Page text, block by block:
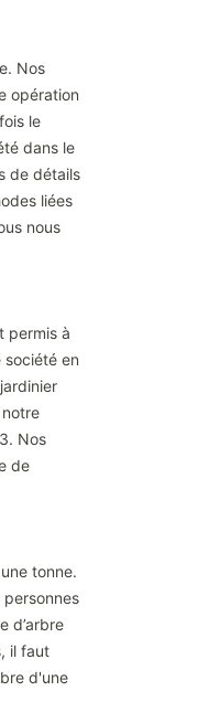
Nos
opération
le
dans le
de détails
liées
nous
permis à
société en
Nos
de
tonne.
d’arbre
il faut
d'une